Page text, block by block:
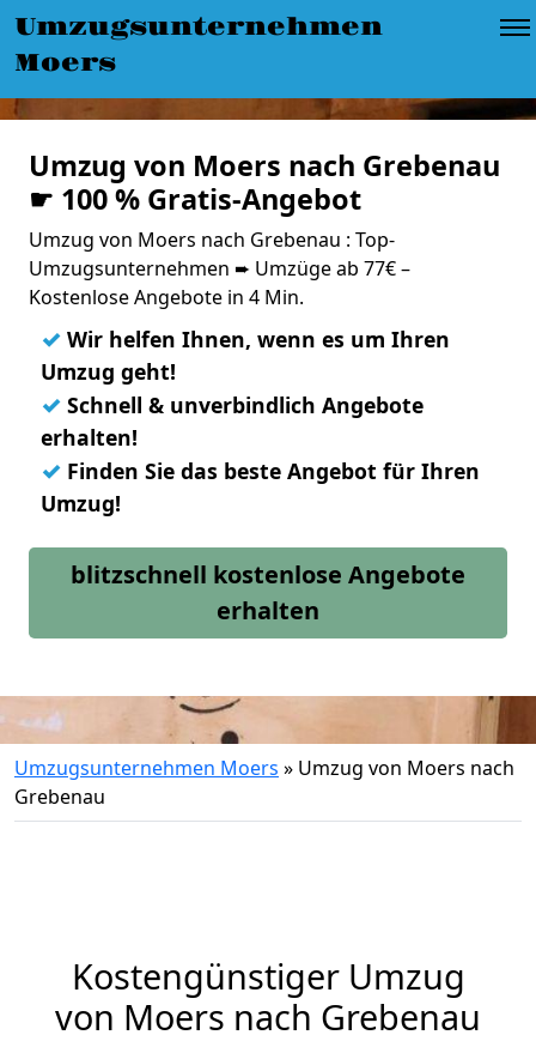
Umzugsunternehmen
Moers
Umzug von Moers nach Grebenau
☛ 100 % Gratis-Angebot
Umzug von Moers nach Grebenau : Top-
Umzugsunternehmen ➨ Umzüge ab 77€ –
Kostenlose Angebote in 4 Min.
✓ Wir helfen Ihnen, wenn es um Ihren
Umzug geht!
✓ Schnell & unverbindlich Angebote
erhalten!
✓ Finden Sie das beste Angebot für Ihren
Umzug!
blitzschnell kostenlose Angebote
erhalten
Umzugsunternehmen Moers » Umzug von Moers nach
Grebenau
Kostengünstiger Umzug
von Moers nach Grebenau